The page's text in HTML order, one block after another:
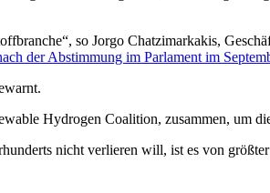
so Jorgo Chatzimarkakis,
der Abstimmung im Parlament im
Hydrogen Coalition, zusammen, um
nicht verlieren will, ist es von